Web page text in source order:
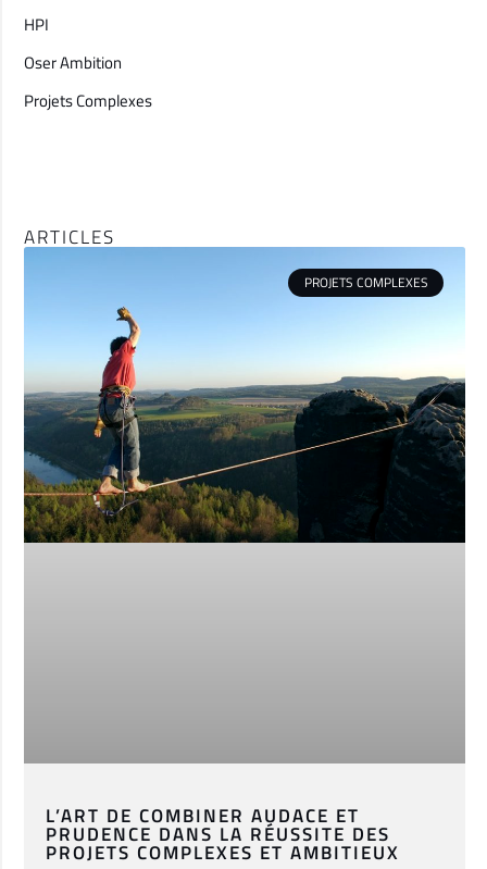
HPI
Oser Ambition
Projets Complexes
ARTICLES
PROJETS COMPLEXES
L’ART DE COMBINER AUDACE ET
PRUDENCE DANS LA RÉUSSITE DES
PROJETS COMPLEXES ET AMBITIEUX